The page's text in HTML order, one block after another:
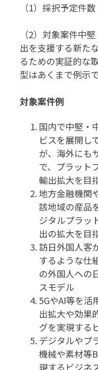
（1）採択予定件
（2）対象案件中
出を支援する新た
るための実証的な
型はあくまで例示で
対象案件例
国内で中堅・
ビスを展開し
が、海外にも
で、プラット
輸出拡大を目
地方金融機関
該地域の産品
ジタルプラッ
出の拡大を目
訪日外国人客
するような仕
の外国人への
スモデル
5GやAI等を活
出拡大や効果
グを実現する
デジタルやプ
機械や素材等
現するビジネ